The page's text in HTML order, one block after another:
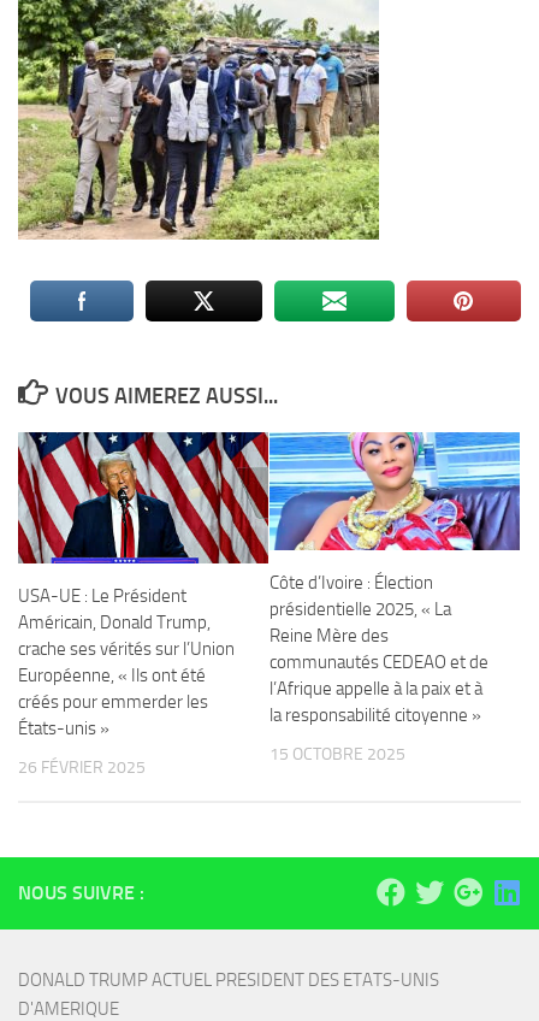
VOUS AIMEREZ AUSSI...
USA-UE : Le Président
Américain, Donald Trump,
crache ses vérités sur l’Union
Européenne, « Ils ont été
créés pour emmerder les
États-unis »
26 FÉVRIER 2025
Côte d’Ivoire : Élection
présidentielle 2025, « La
Reine Mère des
communautés CEDEAO et de
l’Afrique appelle à la paix et à
la responsabilité citoyenne »
15 OCTOBRE 2025
NOUS SUIVRE :
DONALD TRUMP ACTUEL PRESIDENT DES ETATS-UNIS
D'AMERIQUE